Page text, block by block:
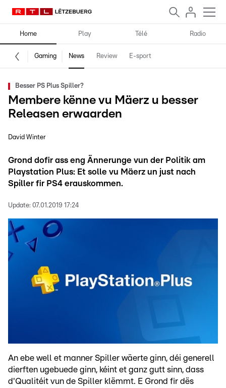
Home Play Télé Radio
Gaming News Review E-sport
Besser PS Plus Spiller?
Membere kënne vu Mäerz u besser
Releasen erwaarden
David Winter
Grond dofir ass eng Ännerunge vun der Politik am
Playstation Plus: Et solle vu Mäerz un just nach
Spiller fir PS4 erauskommen.
Update: 07.01.2019 17:24
An ebe well et manner Spiller wäerte ginn, déi generell
dierften ugebuede ginn, kéint et ganz gutt sinn, dass
d'Qualitéit vun de Spiller klëmmt. E Grond fir dës